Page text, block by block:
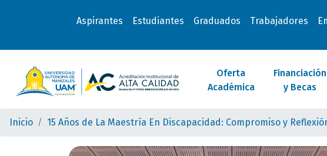
Aspirantes Estudiantes Graduados Trabajadores
Oferta
Académica
Financiación
y Becas
Inicio 15 Años de La Maestría En Discapacidad: Compromiso y